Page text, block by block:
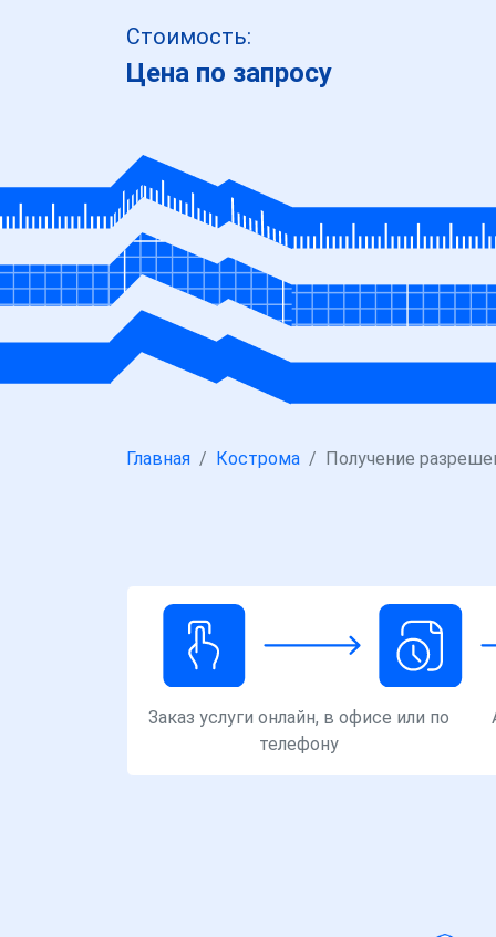
Стоимость:
Цена по запросу
Главная Кострома Получение
Заказ услуги онлайн, в офисе или по
телефону